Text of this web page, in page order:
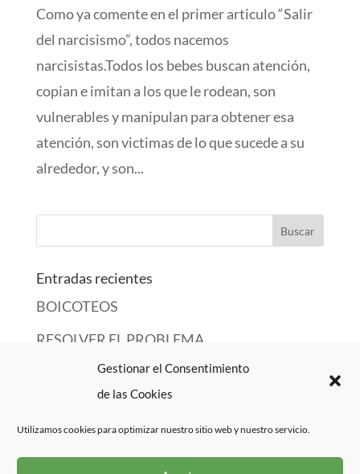
Gestionar el Consentimiento
de las Cookies
Utilizamos cookies para optimizar nuestro sitio web y nuestro servicio.
Como ya comente en el primer articulo “Salir
del narcisismo”, todos nacemos
narcisistas.Todos los bebes buscan atención,
copian e imitan a los que le rodean, son
vulnerables y manipulan para obtener esa
atención, son victimas de lo que sucede a su
alrededor, y son...
Entradas recientes
BOICOTEOS
RESOLVER EL PROBLEMA
EN EL TEATRO DE LA VIDA…
LA PLAYA ME CANSA